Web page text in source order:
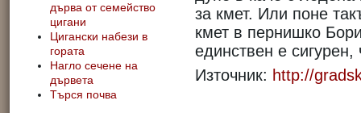
дърва от семейство
цигани
Цигански набези в
гората
Нагло сечене на
дървета
Търся почва
за кмет. Или поне
кмет в пернишко
единствен е
Източник: http://